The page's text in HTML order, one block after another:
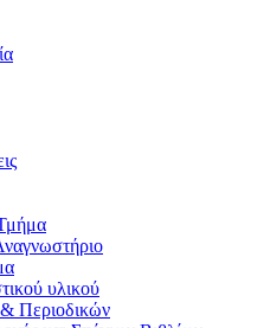
υλικού
Περιοδικών